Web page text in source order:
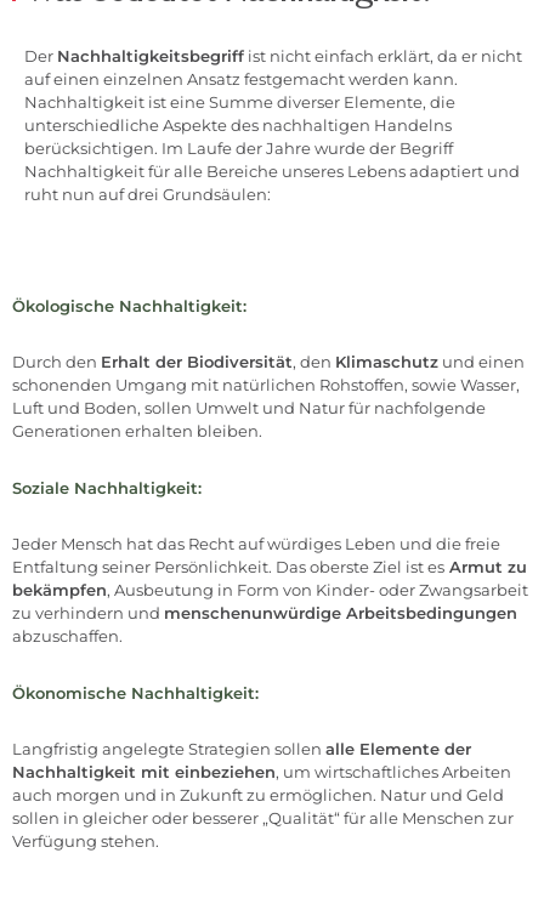
Der Nachhaltigkeitsbegriff ist nicht einfach erklärt, da er nicht
auf einen einzelnen Ansatz festgemacht werden kann.
Nachhaltigkeit ist eine Summe diverser Elemente, die
unterschiedliche Aspekte des nachhaltigen Handelns
berücksichtigen. Im Laufe der Jahre wurde der Begriff
Nachhaltigkeit für alle Bereiche unseres Lebens adaptiert und
ruht nun auf drei Grundsäulen:
Ökologische Nachhaltigkeit:
Durch den Erhalt der Biodiversität, den Klimaschutz und einen
schonenden Umgang mit natürlichen Rohstoffen, sowie Wasser,
Luft und Boden, sollen Umwelt und Natur für nachfolgende
Generationen erhalten bleiben.
Soziale Nachhaltigkeit:
Jeder Mensch hat das Recht auf würdiges Leben und die freie
Entfaltung seiner Persönlichkeit. Das oberste Ziel ist es Armut zu
bekämpfen, Ausbeutung in Form von Kinder- oder Zwangsarbeit
zu verhindern und menschenunwürdige Arbeitsbedingungen
abzuschaffen.
Ökonomische Nachhaltigkeit:
Langfristig angelegte Strategien sollen alle Elemente der
Nachhaltigkeit mit einbeziehen, um wirtschaftliches Arbeiten
auch morgen und in Zukunft zu ermöglichen. Natur und Geld
sollen in gleicher oder besserer „Qualität“ für alle Menschen zur
Verfügung stehen.